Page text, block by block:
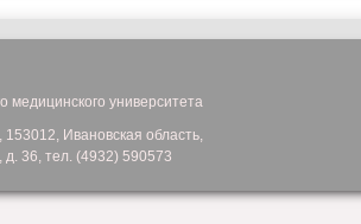
медицинского университета
Ивановская область,
д. 36, тел. (4932) 590573